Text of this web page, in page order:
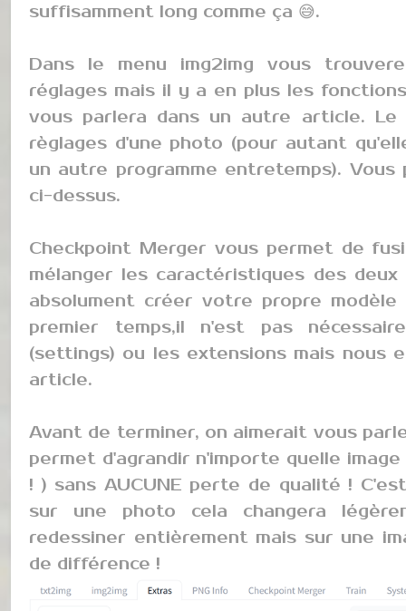
suffisamment long comme ça 😅.
Dans le menu img2img vous
réglages mais il y a en plus les
vous parlera dans un autre article. Le
règlages d'une photo (pour autant
un autre programme entretemps). Vous
ci-dessus.
Checkpoint Merger vous permet de
mélanger les caractéristiques des
absolument créer votre propre
premier temps,il n'est pas
(settings) ou les extensions mais nous
article.
Avant de terminer, on aimerait vous
permet d'agrandir n'importe quelle
! ) sans AUCUNE perte de qualité !
sur une photo cela changera
redessiner entièrement mais sur une
de différence !